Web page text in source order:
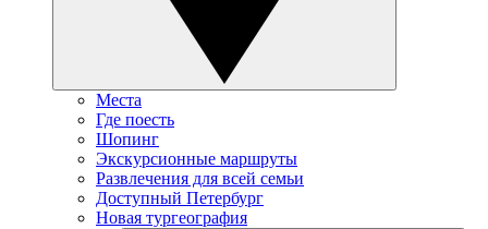
Места
Где поесть
Шопинг
Экскурсионные маршруты
Развлечения для всей семьи
Доступный Петербург
Новая тургеография